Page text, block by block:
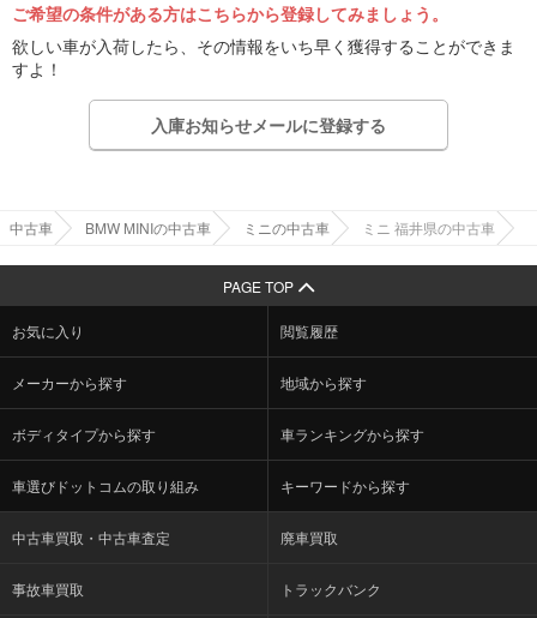
ご希望の条件がある方はこちらから登録してみましょう。
欲しい車が入荷したら、その情報をいち早く獲得することができま
すよ！
入庫お知らせメールに登録する
中古車 BMW MINIの中古車 ミニの中古車 ミニ 福井県の中古車
PAGE TOP
お気に入り 閲覧履歴
メーカーから探す 地域から探す
ボディタイプから探す 車ランキングから探す
車選びドットコムの取り組み キーワードから探す
中古車買取・中古車査定 廃車買取
事故車買取 トラックバンク